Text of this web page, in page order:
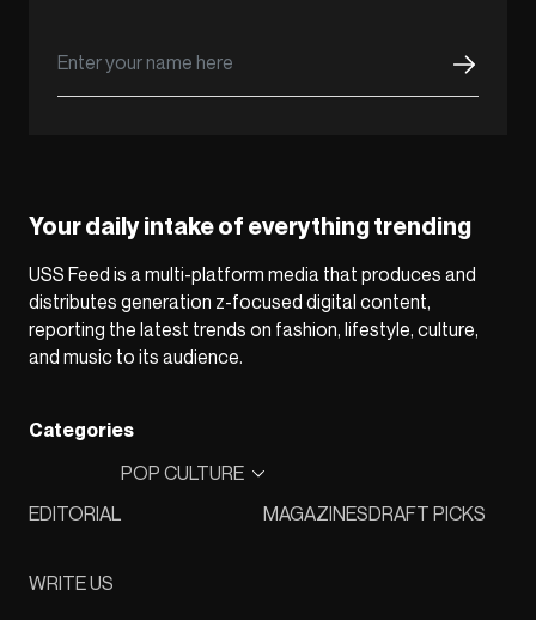
Your daily intake of everything trending
USS Feed is a multi-platform media that produces and
distributes generation z-focused digital content,
reporting the latest trends on fashion, lifestyle, culture,
and music to its audience.
Categories
EDITORIAL
POP CULTURE
MAGAZINESDRAFT PICKS
WRITE US